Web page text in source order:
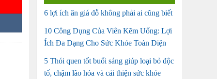
6 lợi ích ăn giá đỗ không phải ai cũng biết
10 Công Dụng Của Viên Kẽm Uống: Lợi
Ích Đa Dạng Cho Sức Khỏe Toàn Diện
5 Thói quen tốt buổi sáng giúp loại bỏ độc
tố, chậm lão hóa và cải thiện sức khỏe